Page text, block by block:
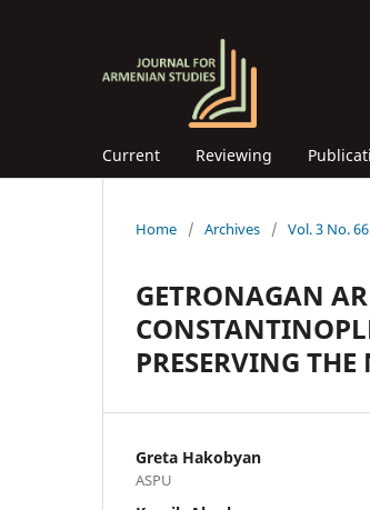
Current Reviewing
Home / Archives / Vol. 3 No.
GETRONAGAN
PRESERVING
Greta Hakobyan
ASPU